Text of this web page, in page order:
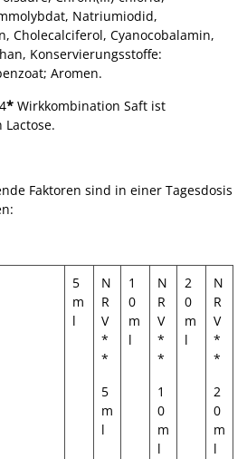
Natriumiodid,
Cholecalciferol, Cyanocobalamin,
Konservierungsstoffe:
Aromen.
* Wirkkombination Saft ist
Faktoren sind in einer Tagesdosis
5
m
l
N
R
V
*
*
5
m
l
1
0
m
l
N
R
V
*
*
1
0
m
l
2
0
m
l
N
R
V
*
*
2
0
m
l